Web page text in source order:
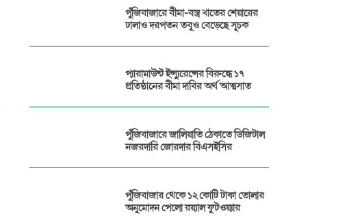
পুঁজিবাজারে বীমা-বস্ত্র খাতের শেয়ারের
ঢালাও দরপতন তবুও বেড়েছে সূচক
প্যারামাউন্ট ইন্স্যুরেন্সের বিরুদ্ধে ১৭
প্রতিষ্ঠানের বীমা দাবির অর্থ আত্মসাত
পুঁজিবাজারে জালিয়াতি ঠেকাতে ডিজিটাল
নজরদারি জোরদার বিএসইসির
পুঁজিবাজার থেকে ১২ কোটি টাকা তোলার
অনুমোদন পেলো রয়্যাল ফুটওয়্যার